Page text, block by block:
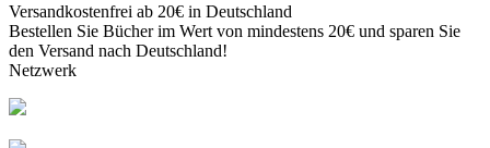
Versandkostenfrei ab 20€ in Deutschland
Bestellen Sie Bücher im Wert von mindestens 20€ und sparen Sie
den Versand nach Deutschland!
Netzwerk